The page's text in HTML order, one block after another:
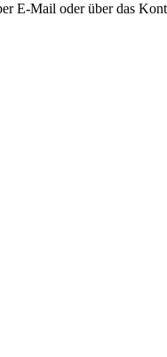
E-Mail oder über das